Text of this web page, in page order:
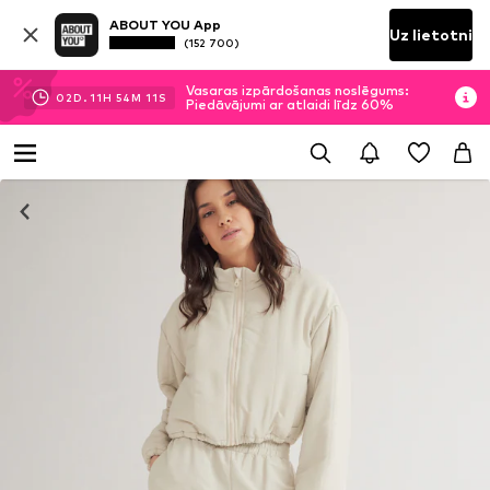
ABOUT YOU App
(152 700) Uz lietotni
02D. 11H 54M 10 S
Vasaras izpārdošanas noslēgums:
Piedāvājumi ar atlaidi līdz 60%